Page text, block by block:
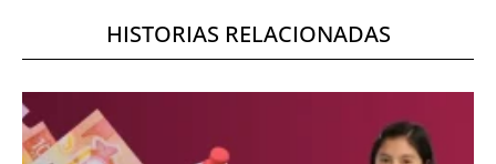
HISTORIAS RELACIONADAS